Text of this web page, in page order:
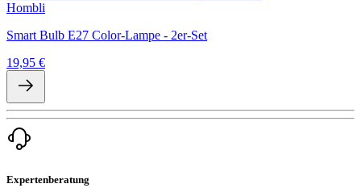
Hombli
Smart Bulb E27 Color-Lampe - 2er-Set
19,95 €
Expertenberatung